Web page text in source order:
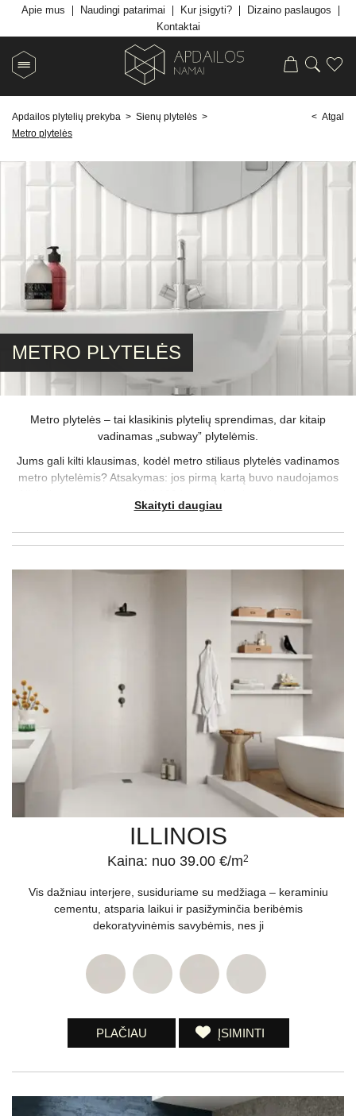
Apie mus Naudingi patarimai Kur įsigyti?
Dizaino paslaugos
Kontaktai
Apdailos plytelių prekyba > Sienų plytelės >
Metro plytelės
< Atgal
METRO PLYTELĖS
Metro plytelės – tai klasikinis plytelių sprendimas, dar kitaip
vadinamas „subway” plytelėmis.
Jums gali kilti klausimas, kodėl metro stiliaus plytelės vadinamos
metro plytelėmis? Atsakymas: jos pirmą kartą buvo naudojamos
suprojektuoti paviršių, kuris būtų nereiklus ir šviesus pirmajai
neišeis iš mados, tačiau tai nereiškia, kad negalime ieškoti būdų,
nesenstančiajai plytelei naują išvaizdą, yra kontrastingo glaisto
naudojimas su metro plytele!
Baltas metro plyteles, kaip ir beveik visas metro plyteles, ypač
lengva išlaikyti švarias, naudojant daug mažiau priežiūros nei
tikitės. Kadangi keraminės plytelės yra atsparios dėmėms ir tai,
kad glazūra nesugeria purvo, turite puikią kombinaciją, kad daiktai
būtų švarūs ir balti.
Metro plyteles galite apžiūrėti ir mūsų salone Vilniuje ir
Gargžduose. Čia jūsų laukia itin plati
sienų plytelių kolekcija! Mūsų
dizaineriai padės jums išsirinkti ir prie jūsų pasirinkimo derančias
grindų plyteles bei parinks kontrastingą (o gal ir nebūtinai?)
Skaityti daugiau
ILLINOIS
Kaina: nuo 39.00 €/m2
Vis dažniau interjere, susiduriame su medžiaga – keraminiu
cementu, atsparia laikui ir pasižyminčia beribėmis
dekoratyvinėmis savybėmis, nes ji
PLAČIAU ĮSIMINTI